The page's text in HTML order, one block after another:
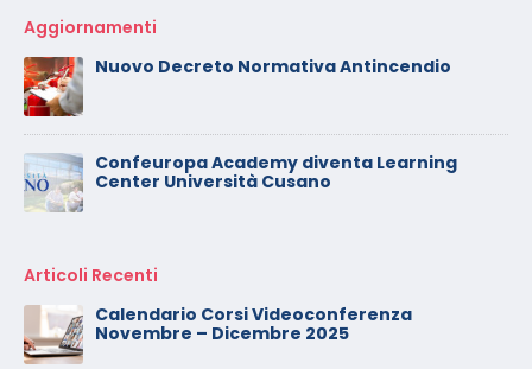
Aggiornamenti
Nuovo Decreto Normativa Antincendio
Confeuropa Academy diventa Learning
Center Università Cusano
Articoli Recenti
Calendario Corsi Videoconferenza
Novembre – Dicembre 2025